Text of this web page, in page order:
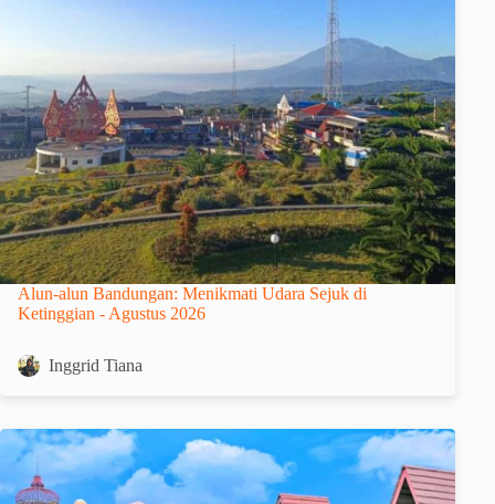
Alun-alun Bandungan: Menikmati Udara Sejuk di
Ketinggian - Agustus 2026
Inggrid Tiana